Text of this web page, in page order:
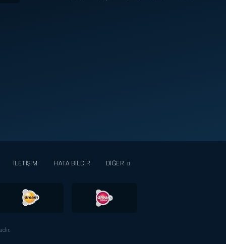
İLETİŞİM HATA BİLDİR DİĞER